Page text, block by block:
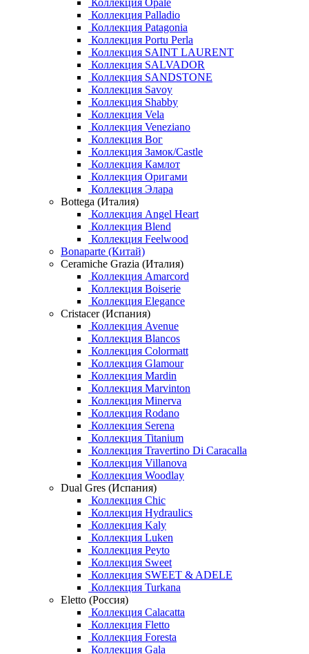
Коллекция Opale
Коллекция Palladio
Коллекция Patagonia
Коллекция Portu Perla
Коллекция SAINT LAURENT
Коллекция SALVADOR
Коллекция SANDSTONE
Коллекция Savoy
Коллекция Shabby
Коллекция Vela
Коллекция Veneziano
Коллекция Вог
Коллекция Замок/Castle
Коллекция Камлот
Коллекция Оригами
Коллекция Элара
Bottega (Италия)
Коллекция Angel Heart
Коллекция Blend
Коллекция Feelwood
Bonaparte (Китай)
Ceramiche Grazia (Италия)
Коллекция Amarcord
Коллекция Boiserie
Коллекция Elegance
Cristacer (Испания)
Коллекция Avenue
Коллекция Blancos
Коллекция Colormatt
Коллекция Glamour
Коллекция Mardin
Коллекция Marvinton
Коллекция Minerva
Коллекция Rodano
Коллекция Serena
Коллекция Titanium
Коллекция Travertino Di Caracalla
Коллекция Villanova
Коллекция Woodlay
Dual Gres (Испания)
Коллекция Chic
Коллекция Hydraulics
Коллекция Kaly
Коллекция Luken
Коллекция Peyto
Коллекция Sweet
Коллекция SWEET & ADELE
Коллекция Turkana
Eletto (Россия)
Коллекция Calacatta
Коллекция Fletto
Коллекция Foresta
Коллекция Gala